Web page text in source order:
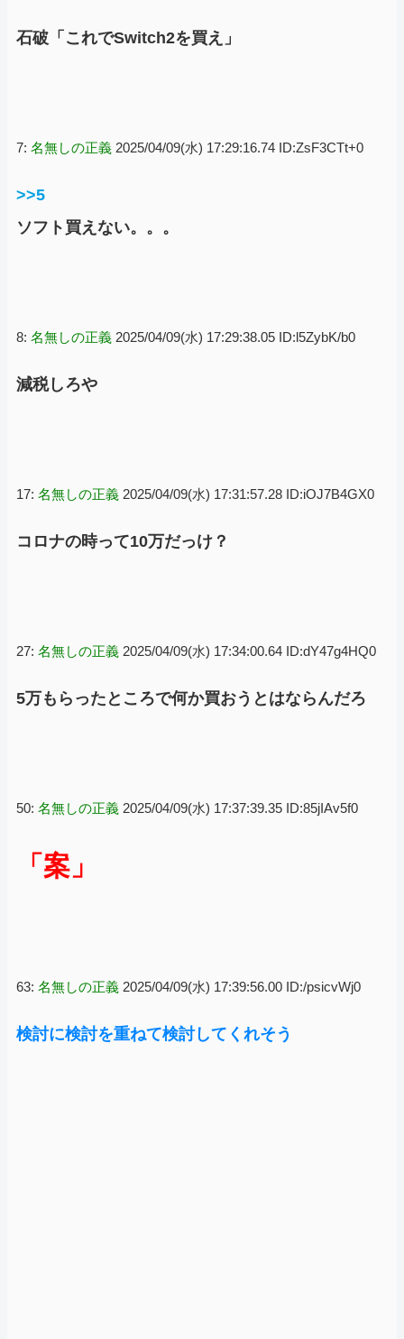
石破「これでSwitch2を買え」
7: 名無しの正義 2025/04/09(水) 17:29:16.74 ID:ZsF3CTt+0
>>5
ソフト買えない。。。
8: 名無しの正義 2025/04/09(水) 17:29:38.05 ID:l5ZybK/b0
減税しろや
17: 名無しの正義 2025/04/09(水) 17:31:57.28 ID:iOJ7B4GX0
コロナの時って10万だっけ？
27: 名無しの正義 2025/04/09(水) 17:34:00.64 ID:dY47g4HQ0
5万もらったところで何か買おうとはならんだろ
50: 名無しの正義 2025/04/09(水) 17:37:39.35 ID:85jIAv5f0
「案」
63: 名無しの正義 2025/04/09(水) 17:39:56.00 ID:/psicvWj0
検討に検討を重ねて検討してくれそう